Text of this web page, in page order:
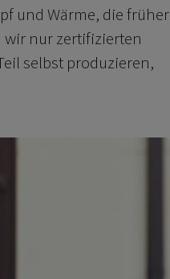
und Wärme, die früher
wir nur zertifizierten
selbst produzieren,